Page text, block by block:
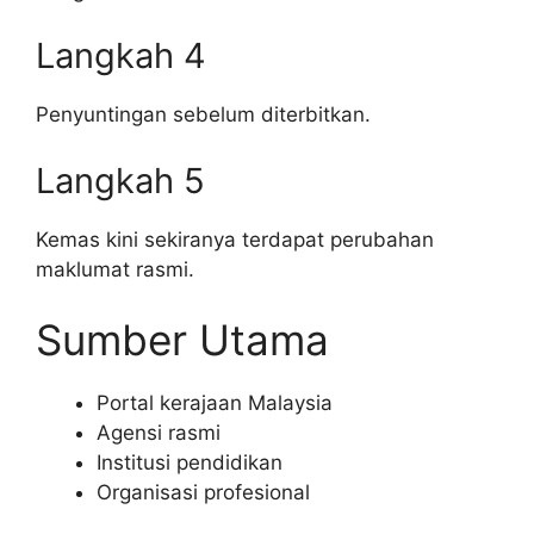
Langkah 4
Penyuntingan sebelum diterbitkan.
Langkah 5
Kemas kini sekiranya terdapat perubahan
maklumat rasmi.
Sumber Utama
Portal kerajaan Malaysia
Agensi rasmi
Institusi pendidikan
Organisasi profesional